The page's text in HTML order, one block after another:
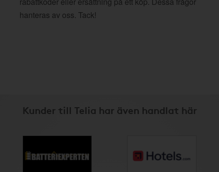
hanteras av oss. Tack!
Kunder till Telia har även handlat här